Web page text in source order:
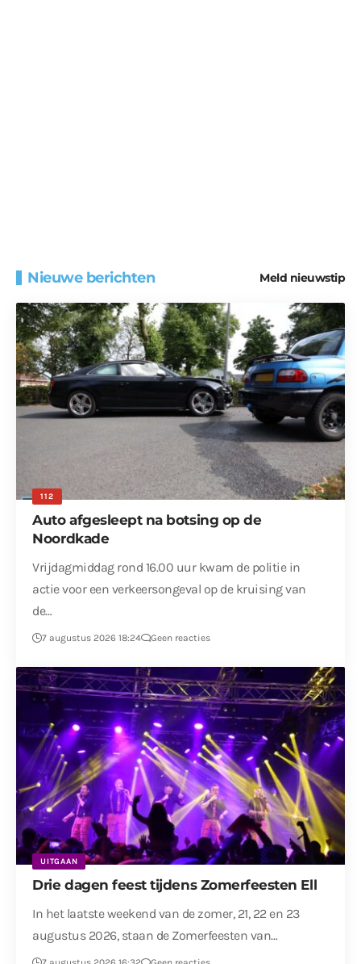
Nieuwe berichten Meld nieuwstip
112
Auto afgesleept na botsing op de
Noordkade
Vrijdagmiddag rond 16.00 uur kwam de politie in
actie voor een verkeersongeval op de kruising van
de…
7 augustus 2026 18:24 Geen reacties
UITGAAN
Drie dagen feest tijdens Zomerfeesten Ell
In het laatste weekend van de zomer, 21, 22 en 23
augustus 2026, staan de Zomerfeesten van…